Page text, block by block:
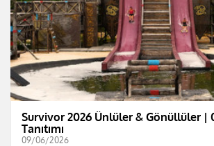
Survivor 2026 Ünlüler & Gönüllüler |
Tanıtımı
09/06/2026